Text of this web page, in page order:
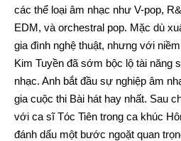
các thể loại âm nhạc như V-pop,
EDM, và orchestral pop. Mặc dù
gia đình nghệ thuật, nhưng với
Kim Tuyền đã sớm bộc lộ tài năng
nhạc. Anh bắt đầu sự nghiệp âm
gia cuộc thi Bài hát hay nhất. Sau
với ca sĩ Tóc Tiên trong ca khúc
đánh dấu một bước ngoặt quan